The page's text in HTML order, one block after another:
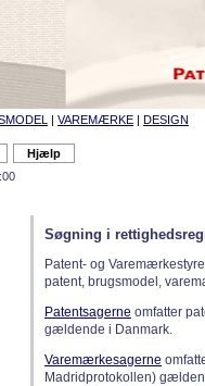
| VAREMÆRKE | DESIGN
Søgning i
Patent- og
patent, brugsmodel,
Patentsagerne omfatter
gældende i Danmark.
Varemærkesagerne
Madridprotokollen)